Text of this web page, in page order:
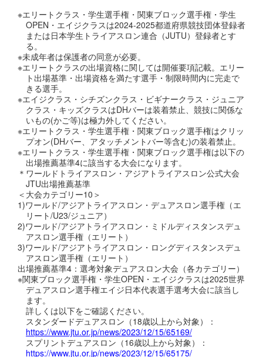
※エリートクラス・学生選手権・関東ブロック選手権・学生
OPEN・エイジクラスは2024-2025都道府県競技団体登録者
または日本学生トライアスロン連合（JUTU）登録者とす
る。
※未成年者は保護者の同意が必要。
※エリートクラスの出場資格に関しては開催要項記載。エリー
ト出場基準・出場資格を満たす選手・制限時間内に完走で
きる選手。
※エイジクラス・シチズンクラス・ビギナークラス・ジュニア
クラス・キッズクラスはDHバーは装着禁止、競技に関係な
いもの(かご等)は極力外してください。
※エリートクラス・学生選手権・関東ブロック選手権はクリッ
プオン(DHバー、アタッチメントバー等含む)の装着禁止。
※エリートクラス・学生選手権・関東ブロック選手権は以下の
出場推薦基準4に該当する大会になります。
＊ワールドトライアスロン・アジアトライアスロン公式大会
JTU出場推薦基準
＜大会カテゴリー10＞
1)ワールド/アジアトライアスロン・デュアスロン選手権（エ
リート/U23/ジュニア）
2)ワールド/アジアトライアスロン・ミドルディスタンスデュ
アスロン選手権（エリート）
3)ワールド/アジアトライアスロン・ロングディスタンスデュ
アスロン選手権（エリート）
出場推薦基準4：選考対象デュアスロン大会（各カテゴリー）
※関東ブロック選手権・学生OPEN・エイジクラスは2025世界
デュアスロン選手権エイジ日本代表選手選考大会に該当し
ます。
詳しくは以下をご確認ください。
スタンダードデュアスロン（18歳以上から対象）：
https://www.jtu.or.jp/news/2023/12/15/65169/
スプリントデュアスロン（16歳以上から対象）：
https://www.jtu.or.jp/news/2023/12/15/65175/